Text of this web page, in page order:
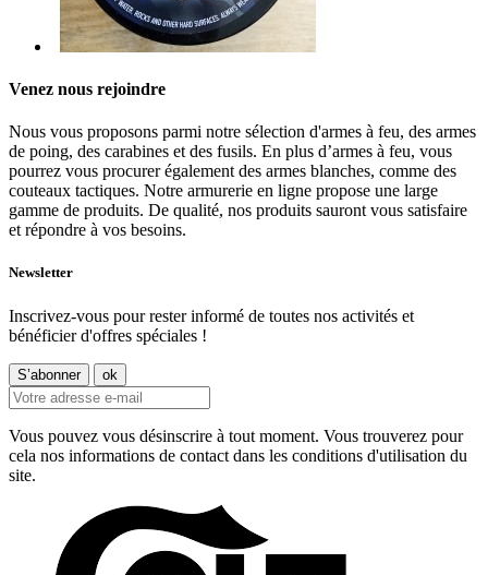
Venez nous rejoindre
Nous vous proposons parmi notre sélection d'armes à feu, des armes
de poing, des carabines et des fusils. En plus d’armes à feu, vous
pourrez vous procurer également des armes blanches, comme des
couteaux tactiques. Notre armurerie en ligne propose une large
gamme de produits. De qualité, nos produits sauront vous satisfaire
et répondre à vos besoins.
Newsletter
Inscrivez-vous pour rester informé de toutes nos activités et
bénéficier d'offres spéciales !
Vous pouvez vous désinscrire à tout moment. Vous trouverez pour
cela nos informations de contact dans les conditions d'utilisation du
site.